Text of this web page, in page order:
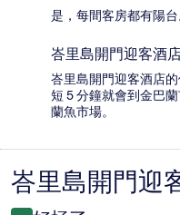
是，每間客房都有陽台
峇里島開門迎客酒
峇里島開門迎客酒店
短 5 分鐘就會到金巴
蘭魚市場。
評
峇里島開門迎